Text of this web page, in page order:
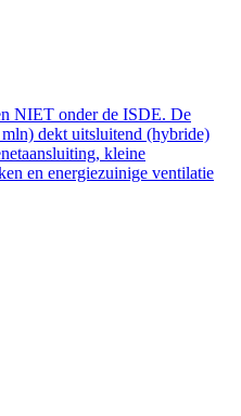
NIET onder de ISDE. De
dekt uitsluitend (hybride)
kleine
en energiezuinige ventilatie